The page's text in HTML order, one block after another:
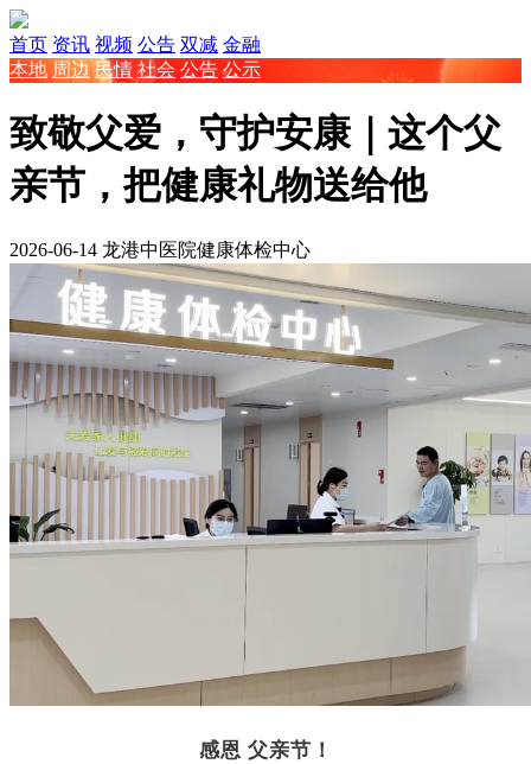
首页 资讯 视频 公告 双减 金融
本地 周边 民情 社会 公告 公示
致敬父爱，守护安康｜这个父
亲节，把健康礼物送给他
2026-06-14 龙港中医院健康体检中心
感恩 父亲节！